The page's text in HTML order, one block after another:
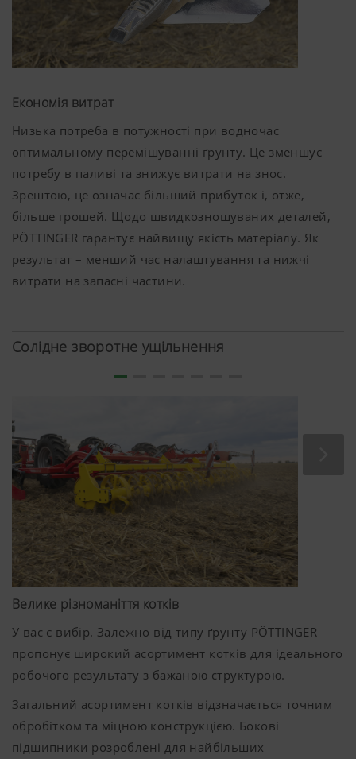
Економія витрат
Низька потреба в потужності при водночас
оптимальному перемішуванні ґрунту. Це зменшує
потребу в паливі та знижує витрати на знос.
Зрештою, це означає більший прибуток і, отже,
більше грошей. Щодо швидкозношуваних деталей,
PÖTTINGER гарантує найвищу якість матеріалу. Як
результат – менший час налаштування та нижчі
витрати на запасні частини.
Солідне зворотне ущільнення
Велике різноманіття котків
У вас є вибір. Залежно від типу ґрунту PÖTTINGER
пропонує широкий асортимент котків для ідеального
робочого результату з бажаною структурою.
Загальний асортимент котків відзначається точним
обробітком та міцною конструкцією. Бокові
підшипники розроблені для найбільших